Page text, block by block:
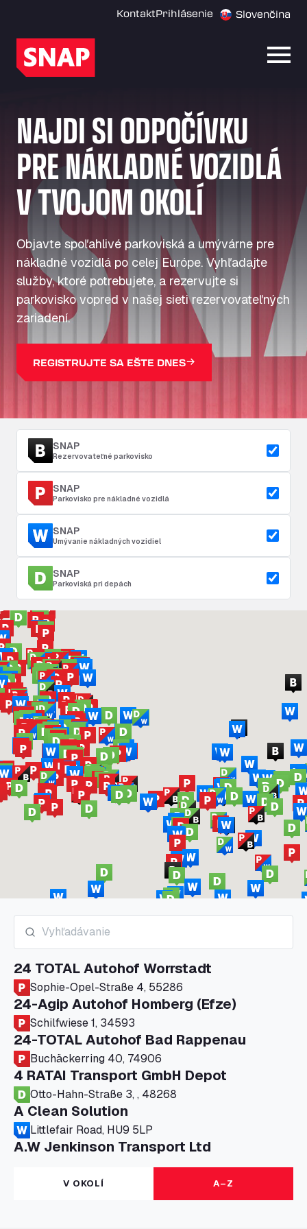
KontaktPrihlásenie Slovenčina
NAJDI SI ODPOČÍVKU
PRE NÁKLADNÉ VOZIDLÁ
V TVOJOM OKOLÍ
Objavte spoľahlivé parkoviská a umývárne pre
nákladné vozidlá po celej Európe. Vyhľadajte
služby, ktoré potrebujete, a rezervujte si
parkovisko vopred v našej sieti rezervovateľných
zariadení.
REGISTRUJTE SA EŠTE DNES
SNAP
Rezervovateľné parkovisko
SNAP
Parkovisko pre nákladné vozidlá
SNAP
Umývanie nákladných vozidiel
SNAP
Parkoviská pri depách
24 TOTAL Autohof Worrstadt
Sophie-Opel-Straße 4, 55286
24-Agip Autohof Homberg (Efze)
Schilfwiese 1, 34593
24-TOTAL Autohof Bad Rappenau
Buchäckerring 40, 74906
4 RATAI Transport GmbH Depot
Otto-Hahn-Straße 3, , 48268
A Clean Solution
Littlefair Road, HU9 5LP
A.W Jenkinson Transport Ltd
Progress House, ME11 5GA
A+G Nettetal - Depot Parking
Am Panneschopp 7, 41334
V OKOLÍ A–Z